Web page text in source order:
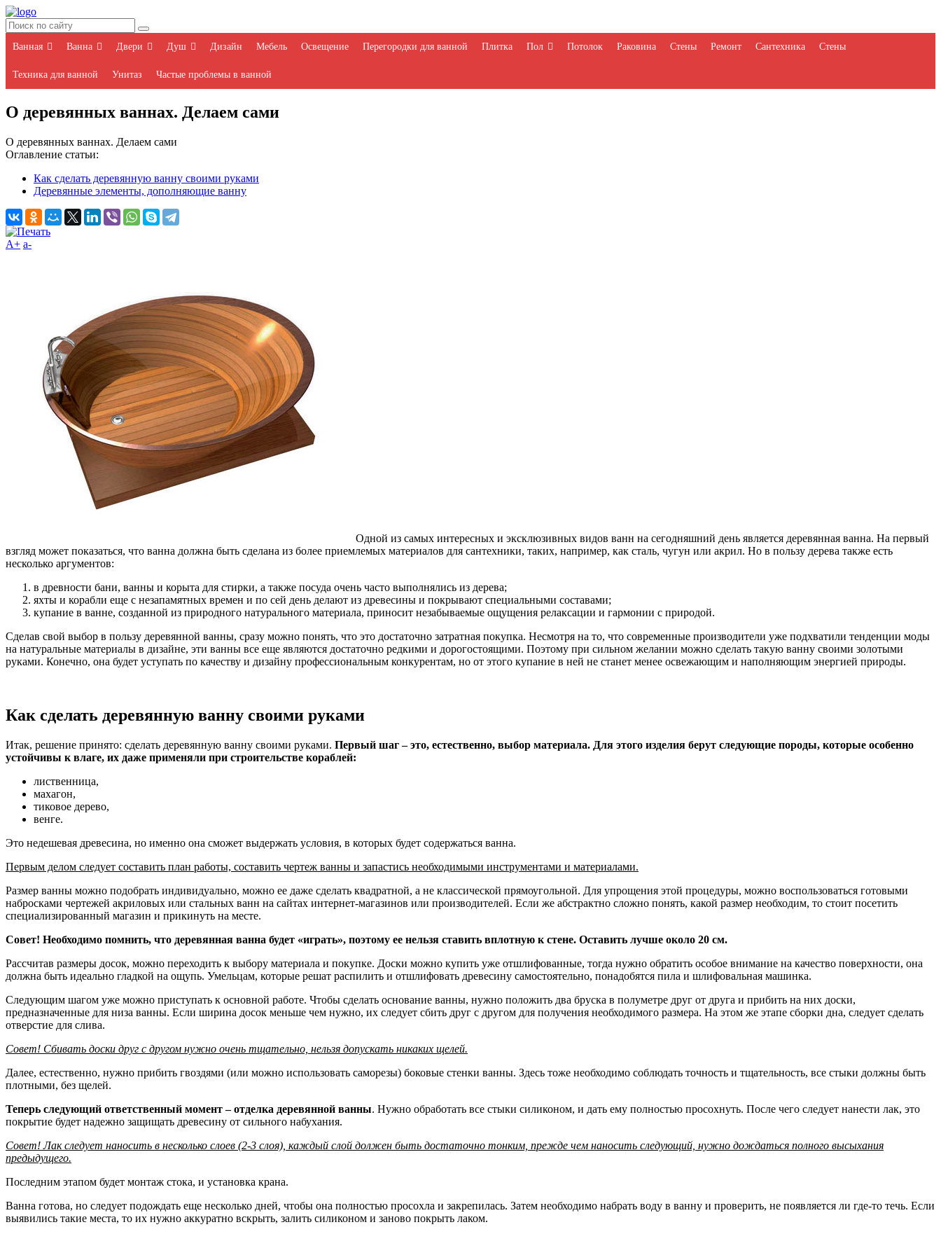
Ванная Ванна Двери Душ Дизайн Мебель Освещение Перегородки для ванной Плитка Пол Потолок Раковина Стены Ремонт Сантехника Стены
Техника для ванной Унитаз Частые проблемы в ванной
О деревянных ваннах. Делаем сами
О деревянных ваннах. Делаем сами
Оглавление статьи:
Как сделать деревянную ванну своими руками
Деревянные элементы, дополняющие ванну
A+ а-
Одной из самых интересных и эксклюзивных видов ванн на сегодняшний день является деревянная ванна. На первый
взгляд может показаться, что ванна должна быть сделана из более приемлемых материалов для сантехники, таких, например, как сталь, чугун или акрил. Но в пользу дерева также есть
несколько аргументов:
в древности бани, ванны и корыта для стирки, а также посуда очень часто выполнялись из дерева;
яхты и корабли еще с незапамятных времен и по сей день делают из древесины и покрывают специальными составами;
купание в ванне, созданной из природного натурального материала, приносит незабываемые ощущения релаксации и гармонии с природой.
Сделав свой выбор в пользу деревянной ванны, сразу можно понять, что это достаточно затратная покупка. Несмотря на то, что современные производители уже подхватили тенденции моды
на натуральные материалы в дизайне, эти ванны все еще являются достаточно редкими и дорогостоящими. Поэтому при сильном желании можно сделать такую ванну своими золотыми
руками. Конечно, она будет уступать по качеству и дизайну профессиональным конкурентам, но от этого купание в ней не станет менее освежающим и наполняющим энергией природы.
Как сделать деревянную ванну своими руками
Итак, решение принято: сделать деревянную ванну своими руками. Первый шаг – это, естественно, выбор материала. Для этого изделия берут следующие породы, которые особенно
устойчивы к влаге, их даже применяли при строительстве кораблей:
лиственница,
махагон,
тиковое дерево,
венге.
Это недешевая древесина, но именно она сможет выдержать условия, в которых будет содержаться ванна.
Первым делом следует составить план работы, составить чертеж ванны и запастись необходимыми инструментами и материалами.
Размер ванны можно подобрать индивидуально, можно ее даже сделать квадратной, а не классической прямоугольной. Для упрощения этой процедуры, можно воспользоваться готовыми
набросками чертежей акриловых или стальных ванн на сайтах интернет-магазинов или производителей. Если же абстрактно сложно понять, какой размер необходим, то стоит посетить
специализированный магазин и прикинуть на месте.
Совет! Необходимо помнить, что деревянная ванна будет «играть», поэтому ее нельзя ставить вплотную к стене. Оставить лучше около 20 см.
Рассчитав размеры досок, можно переходить к выбору материала и покупке. Доски можно купить уже отшлифованные, тогда нужно обратить особое внимание на качество поверхности, она
должна быть идеально гладкой на ощупь. Умельцам, которые решат распилить и отшлифовать древесину самостоятельно, понадобятся пила и шлифовальная машинка.
Следующим шагом уже можно приступать к основной работе. Чтобы сделать основание ванны, нужно положить два бруска в полуметре друг от друга и прибить на них доски,
предназначенные для низа ванны. Если ширина досок меньше чем нужно, их следует сбить друг с другом для получения необходимого размера. На этом же этапе сборки дна, следует сделать
отверстие для слива.
Совет! Сбивать доски друг с другом нужно очень тщательно, нельзя допускать никаких щелей.
Далее, естественно, нужно прибить гвоздями (или можно использовать саморезы) боковые стенки ванны. Здесь тоже необходимо соблюдать точность и тщательность, все стыки должны быть
плотными, без щелей.
Теперь следующий ответственный момент – отделка деревянной ванны. Нужно обработать все стыки силиконом, и дать ему полностью просохнуть. После чего следует нанести лак, это
покрытие будет надежно защищать древесину от сильного набухания.
Совет! Лак следует наносить в несколько слоев (2-3 слоя), каждый слой должен быть достаточно тонким, прежде чем наносить следующий, нужно дождаться полного высыхания
предыдущего.
Последним этапом будет монтаж стока, и установка крана.
Ванна готова, но следует подождать еще несколько дней, чтобы она полностью просохла и закрепилась. Затем необходимо набрать воду в ванну и проверить, не появляется ли где-то течь. Если
выявились такие места, то их нужно аккуратно вскрыть, залить силиконом и заново покрыть лаком.